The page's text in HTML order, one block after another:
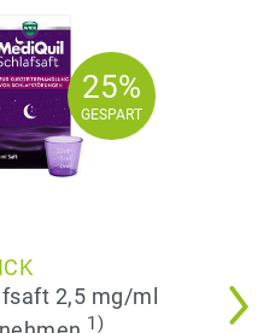
25%
GESPART
25%
GESPART
2,5 mg/ml
1)